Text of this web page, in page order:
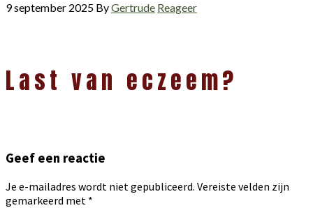
9 september 2025 ByGertrude Reageer
Interacties
Last van eczeem?
Geef een reactie
Je e-mailadres wordt niet gepubliceerd. Vereiste velden zijn
gemarkeerd met *